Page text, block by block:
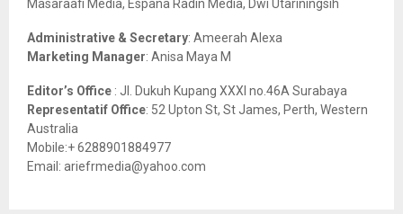
Masaraafi Media, Espana Radin Media, Dwi Utariningsih
Administrative & Secretary: Ameerah Alexa
Marketing Manager: Anisa Maya M
Editor’s Office : Jl. Dukuh Kupang XXXI no.46A Surabaya
Representatif Office: 52 Upton St, St James, Perth, Western
Australia
Mobile:+ 6288901884977
Email: ariefrmedia@yahoo.com